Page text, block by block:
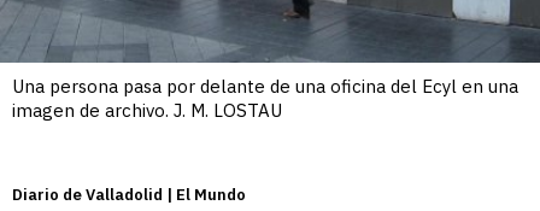
Una persona pasa por delante de una oficina del Ecyl en una
imagen de archivo. J. M. LOSTAU
Diario de Valladolid | El Mundo